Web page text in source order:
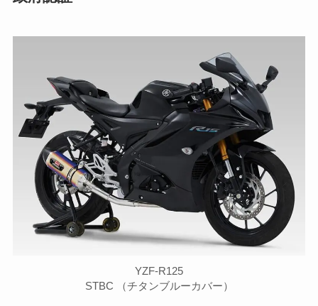
YZF-R125
STBC （チタンブルーカバー）